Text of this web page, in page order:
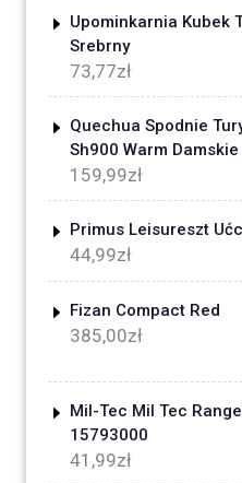
Upominkarnia Kubek
Srebrny
73,77zł
Quechua Spodnie
Sh900 Warm
159,99zł
Primus Leisureszt
44,99zł
Fizan Compact Red
385,00zł
Mil-Tec Mil Tec
15793000
41,99zł